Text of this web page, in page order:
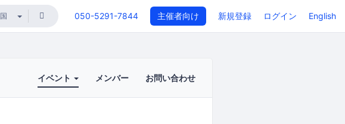
050-5291-7844 主催者向け 新規登録 ログイン English
イベント メンバー お問い合わせ